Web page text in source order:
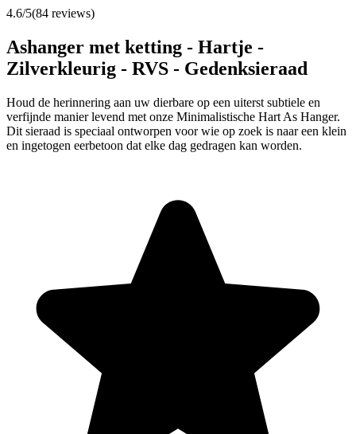
4.6/5(84 reviews)
Ashanger met ketting - Hartje -
Zilverkleurig - RVS - Gedenksieraad
Houd de herinnering aan uw dierbare op een uiterst subtiele en
verfijnde manier levend met onze Minimalistische Hart As Hanger.
Dit sieraad is speciaal ontworpen voor wie op zoek is naar een klein
en ingetogen eerbetoon dat elke dag gedragen kan worden.